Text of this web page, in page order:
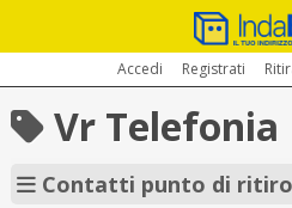
Accedi Registrati
Vr Telefonia
Contatti punto di ritiro